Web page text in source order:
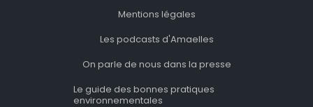
Mentions légales
Les podcasts d'Amaelles
On parle de nous dans la presse
Le guide des bonnes pratiques
environnementales